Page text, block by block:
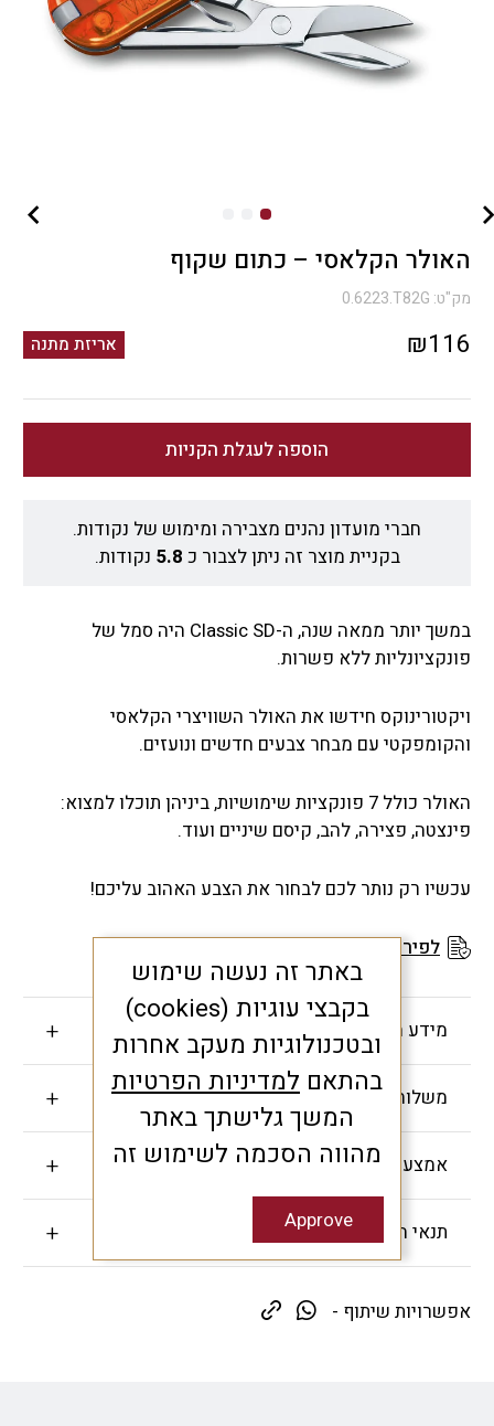
האולר הקלאסי – כתום שקוף
מק"ט: 0.6223.T82G
₪116 אריזת מתנה
הוספה לעגלת הקניות
חברי מועדון נהנים מצבירה ומימוש של נקודות.
בקניית מוצר זה ניתן לצבור כ 5.8 נקודות.
במשך יותר ממאה שנה, ה-Classic SD היה סמל של
פונקציונליות ללא פשרות.
ויקטורינוקס חידשו את האולר השוויצרי הקלאסי
והקומפקטי עם מבחר צבעים חדשים ונועזים.
האולר כולל 7 פונקציות שימושיות, ביניהן תוכלו למצוא:
פינצטה, פצירה, להב, קיסם שיניים ועוד.
עכשיו רק נותר לכם לבחור את הצבע האהוב עליכם!
לפירוט תנאי האחריות
מידע חשוב
משלוחים והחזרות
אמצעי תשלום
תנאי האחריות
אפשרויות שיתוף -
באתר זה נעשה שימוש
בקבצי עוגיות (cookies)
ובטכנולוגיות מעקב אחרות
בהתאם למדיניות הפרטיות
המשך גלישתך באתר
מהווה הסכמה לשימוש זה
Approve